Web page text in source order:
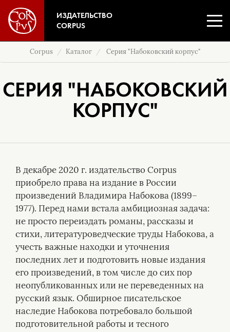
ИЗДАТЕЛЬСТВО
CORPUS
Corpus Каталог Серия "Набоковский корпус"
СЕРИЯ "НАБОКОВСКИЙ
КОРПУС"
В декабре 2020 г. издательство Corpus
приобрело права на издание в России
произведений Владимира Набокова (1899–
1977). Перед нами встала амбициозная задача:
не просто переиздать романы, рассказы и
стихи, литературоведческие труды Набокова, а
учесть важные находки и уточнения
последних лет и подготовить новые издания
его произведений, в том числе до сих пор
неопубликованных или не переведенных на
русский язык. Обширное писательское
наследие Набокова потребовало большой
подготовительной работы и тесного